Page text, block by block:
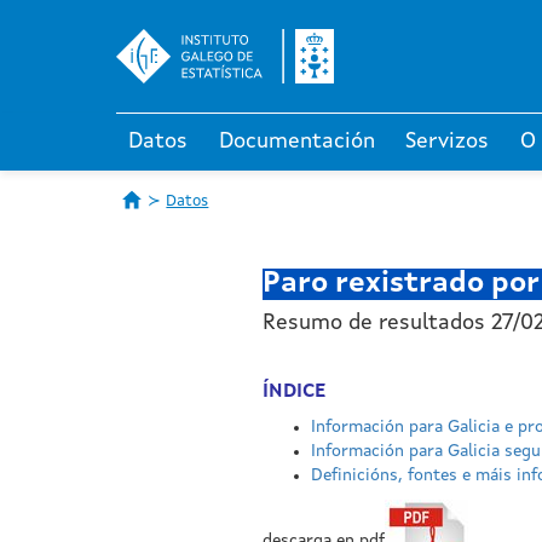
Datos Documentación Servizos O
Datos